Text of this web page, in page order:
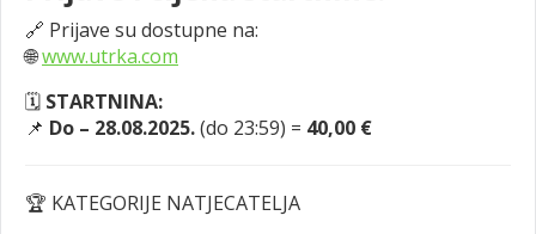
🔗 Prijave su dostupne na:
🌐www.utrka.com
🗓 STARTNINA:
📌 Do – 28.08.2025.(do 23:59) = 40,00 €
🏆 KATEGORIJE NATJECATELJA